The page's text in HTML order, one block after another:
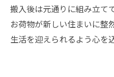
搬入後は元通りに組み立て
お荷物が新しい住まいに整
生活を迎えられるよう心を